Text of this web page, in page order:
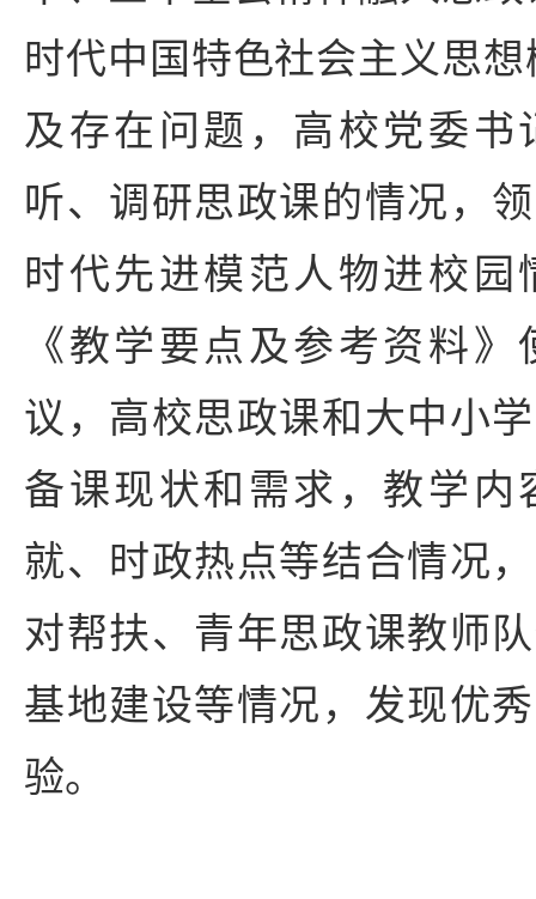
时代中国特色社会主义思
及存在问题，高校党委书
听、调研思政课的情况，
时代先进模范人物进校园
《教学要点及参考资料
议，高校思政课和大中小
备课现状和需求，教学内
就、时政热点等结合情况
对帮扶、青年思政课教师
基地建设等情况，发现优
验。